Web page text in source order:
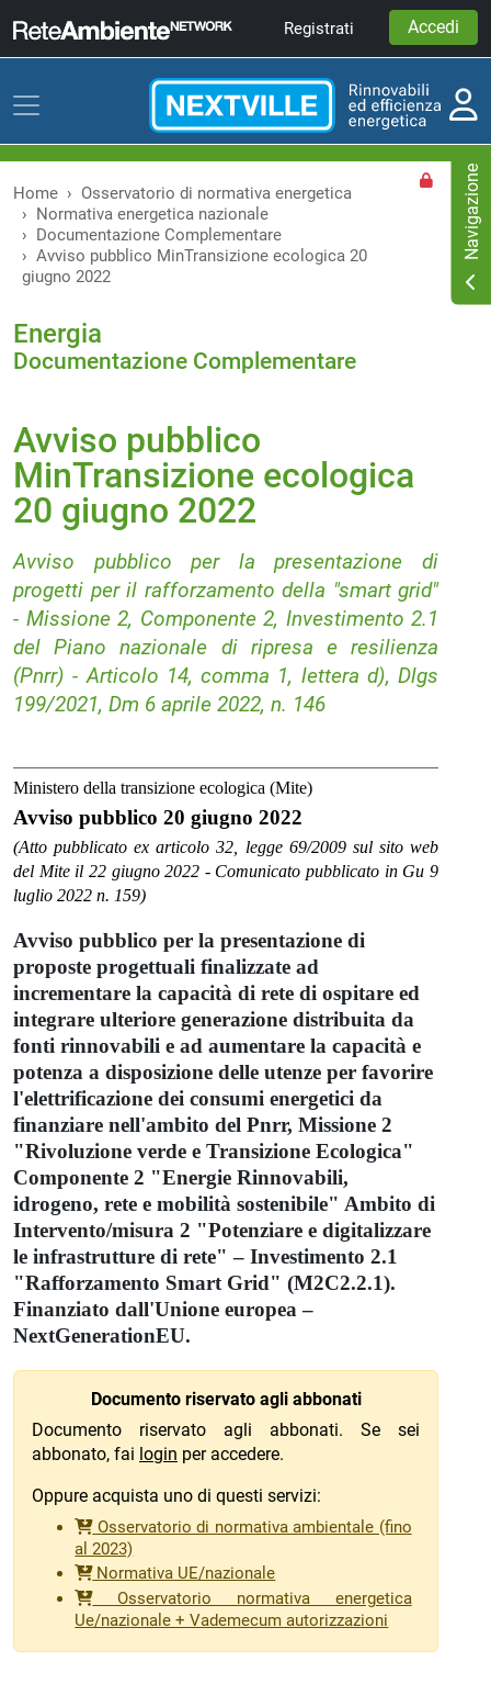
Registrati Accedi
Home
Osservatorio di normativa energetica
Normativa energetica nazionale
Documentazione Complementare
Avviso pubblico MinTransizione ecologica 20
giugno 2022
Energia
Documentazione Complementare
Avviso pubblico
MinTransizione ecologica
20 giugno 2022
Avviso pubblico per la presentazione di
progetti per il rafforzamento della "smart grid"
- Missione 2, Componente 2, Investimento 2.1
del Piano nazionale di ripresa e resilienza
(Pnrr) - Articolo 14, comma 1, lettera d), Dlgs
199/2021, Dm 6 aprile 2022, n. 146
Ministero della transizione ecologica (Mite)
Avviso pubblico 20 giugno 2022
(Atto pubblicato ex articolo 32, legge 69/2009 sul sito web
del Mite il 22 giugno 2022 - Comunicato pubblicato in Gu 9
luglio 2022 n. 159)
Avviso pubblico per la presentazione di
proposte progettuali finalizzate ad
incrementare la capacità di rete di ospitare ed
integrare ulteriore generazione distribuita da
fonti rinnovabili e ad aumentare la capacità e
potenza a disposizione delle utenze per favorire
l'elettrificazione dei consumi energetici da
finanziare nell'ambito del Pnrr, Missione 2
"Rivoluzione verde e Transizione Ecologica"
Componente 2 "Energie Rinnovabili,
idrogeno, rete e mobilità sostenibile" Ambito di
Intervento/misura 2 "Potenziare e digitalizzare
le infrastrutture di rete" – Investimento 2.1
"Rafforzamento Smart Grid" (M2C2.2.1).
Finanziato dall'Unione europea –
NextGenerationEU.
Documento riservato agli abbonati
Documento riservato agli abbonati. Se sei
abbonato, fai login per accedere.
Oppure acquista uno di questi servizi:
Osservatorio di normativa ambientale (fino
al 2023)
Normativa UE/nazionale
Osservatorio normativa energetica
Ue/nazionale + Vademecum autorizzazioni